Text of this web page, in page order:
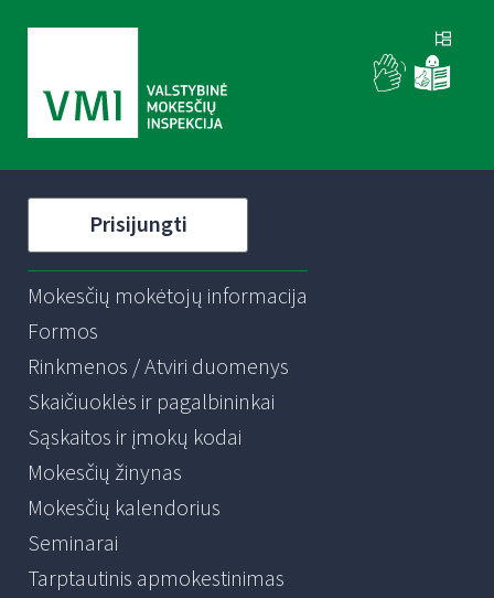
Prisijungti
Mokesčių mokėtojų informacija
Formos
Rinkmenos / Atviri duomenys
Skaičiuoklės ir pagalbininkai
Sąskaitos ir įmokų kodai
Mokesčių žinynas
Mokesčių kalendorius
Seminarai
Tarptautinis apmokestinimas